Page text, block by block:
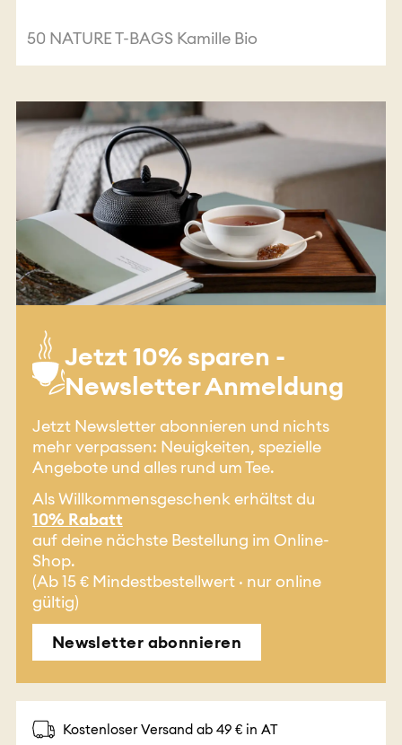
50 NATURE T-BAGS Kamille Bio
Jetzt 10% sparen -
Newsletter Anmeldung
Jetzt Newsletter abonnieren und nichts
mehr verpassen: Neuigkeiten, spezielle
Angebote und alles rund um Tee.
Als Willkommensgeschenk erhältst du
10% Rabatt
auf deine nächste Bestellung im Online-
Shop.
(Ab 15 € Mindestbestellwert · nur online
gültig)
Newsletter abonnieren
Kostenloser Versand ab 49 € in AT